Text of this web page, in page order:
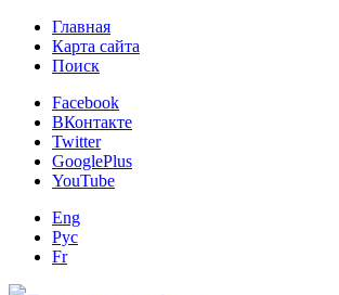
Главная
Карта сайта
Поиск
Facebook
ВКонтакте
Twitter
GooglePlus
YouTube
Eng
Рус
Fr